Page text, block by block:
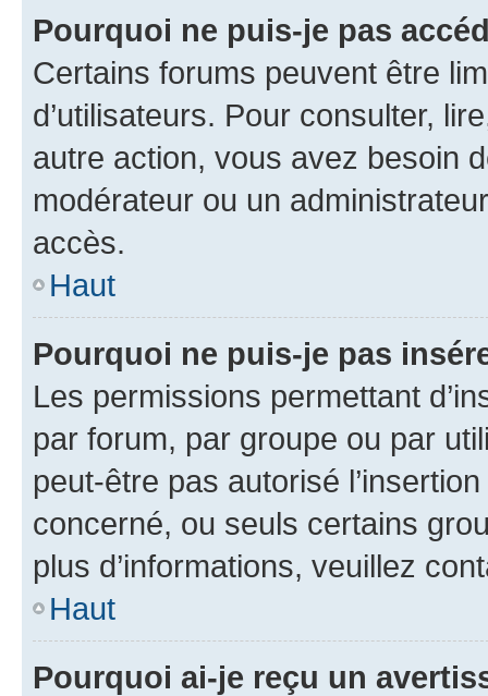
Pourquoi ne puis-je pas
Certains forums peuvent être
d’utilisateurs. Pour consulter,
autre action, vous avez besoin
modérateur ou un
accès.
Haut
Pourquoi ne puis-je pas
Les permissions permettant
par forum, par groupe ou par
peut-être pas autorisé
concerné, ou seuls certains
plus d’informations, veuillez
Haut
Pourquoi ai-je reçu un